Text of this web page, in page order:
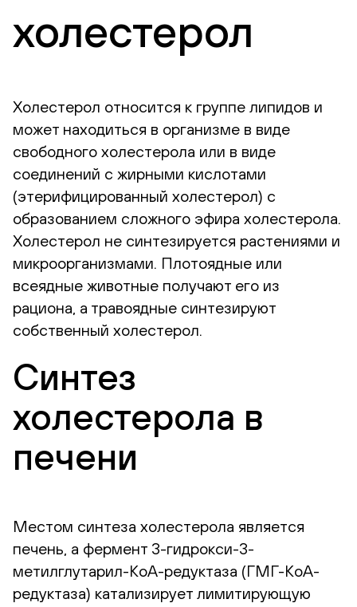
холестерол
Холестерол относится к группе липидов и
может находиться в организме в виде
свободного холестерола или в виде
соединений с жирными кислотами
(этерифицированный холестерол) с
образованием сложного эфира холестерола.
Холестерол не синтезируется растениями и
микроорганизмами. Плотоядные или
всеядные животные получают его из
рациона, а травоядные синтезируют
собственный холестерол.
Синтез
холестерола в
печени
Местом синтеза холестерола является
печень, а фермент 3-гидрокси-3-
метилглутарил-КоА-редуктаза (ГМГ-КоА-
редуктаза) катализирует лимитирующую